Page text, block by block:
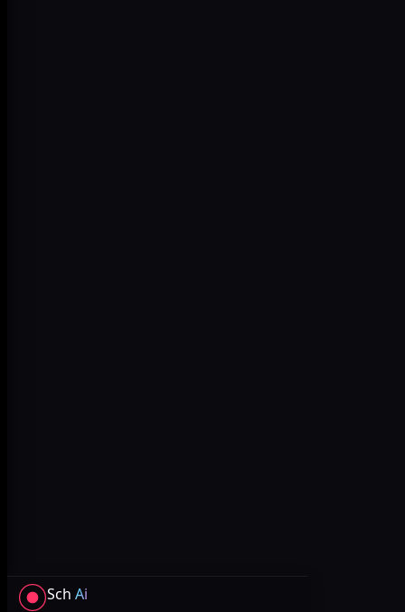
Sch Ai